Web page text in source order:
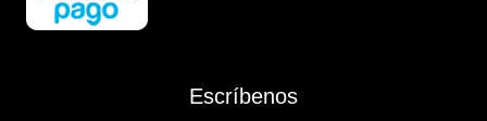
Escríbenos